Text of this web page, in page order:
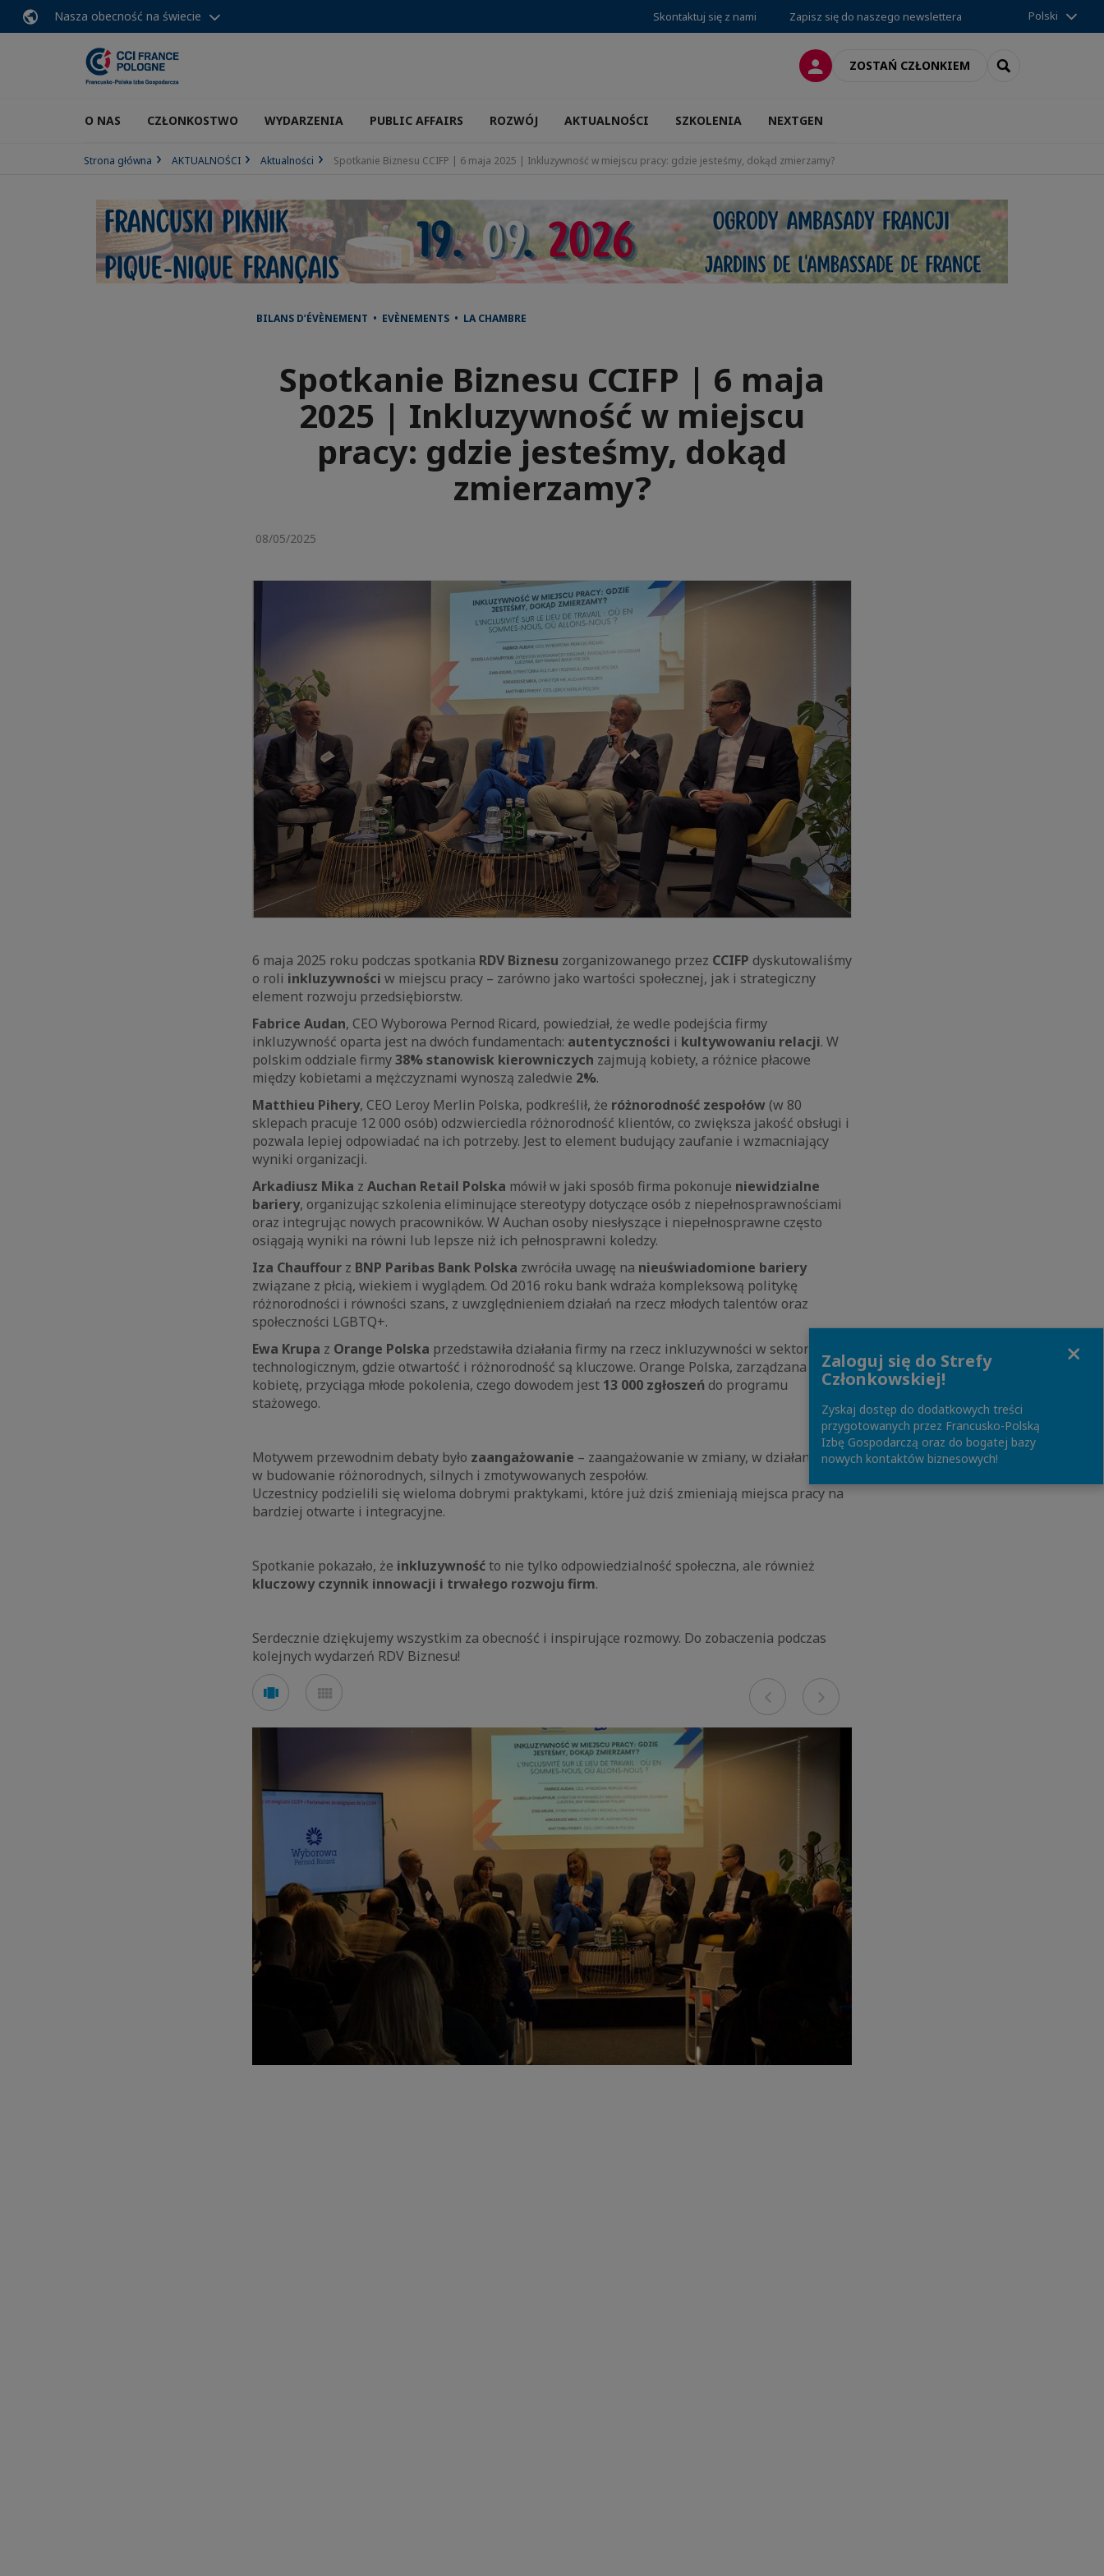
Nasza obecność na świecie Skontaktuj się z nami Zapisz się do naszego newslettera Polski
LOGOWANIEZOSTAŃ CZŁONKIEM SEARCH
O NAS CZŁONKOSTWO WYDARZENIA PUBLIC AFFAIRS ROZWÓJ AKTUALNOŚCI SZKOLENIA NEXTGEN
Strona główna AKTUALNOŚCI Aktualności Spotkanie Biznesu CCIFP | 6 maja 2025 | Inkluzywność w miejscu pracy: gdzie jesteśmy, dokąd zmierzamy?
BILANS D’ÉVÈNEMENT • EVÈNEMENTS • LA CHAMBRE
Spotkanie Biznesu CCIFP | 6 maja
2025 | Inkluzywność w miejscu
pracy: gdzie jesteśmy, dokąd
zmierzamy?
08/05/2025
6 maja 2025 roku podczas spotkania RDV Biznesu zorganizowanego przez CCIFP dyskutowaliśmy
o roli inkluzywności w miejscu pracy – zarówno jako wartości społecznej, jak i strategiczny
element rozwoju przedsiębiorstw.
Fabrice Audan, CEO Wyborowa Pernod Ricard, powiedział, że wedle podejścia firmy
inkluzywność oparta jest na dwóch fundamentach: autentyczności i kultywowaniu relacji. W
polskim oddziale firmy38% stanowisk kierowniczych zajmują kobiety, a różnice płacowe
między kobietami a mężczyznami wynoszą zaledwie 2%.
Matthieu Pihery, CEO Leroy Merlin Polska, podkreślił, że różnorodność zespołów (w 80
sklepach pracuje 12 000 osób) odzwierciedla różnorodność klientów, co zwiększa jakość obsługi i
pozwala lepiej odpowiadać na ich potrzeby. Jest to element budujący zaufanie i wzmacniający
wyniki organizacji.
Arkadiusz Mika z Auchan Retail Polska mówił w jaki sposób firma pokonuje niewidzialne
bariery, organizując szkolenia eliminujące stereotypy dotyczące osób z niepełnosprawnościami
oraz integrując nowych pracowników. W Auchan osoby niesłyszące i niepełnosprawne często
osiągają wyniki na równi lub lepsze niż ich pełnosprawni koledzy.
Iza Chauffour z BNP Paribas Bank Polska zwróciła uwagę na nieuświadomione bariery
związane z płcią, wiekiem i wyglądem. Od 2016 roku bank wdraża kompleksową politykę
różnorodności i równości szans, z uwzględnieniem działań na rzecz młodych talentów oraz
społeczności LGBTQ+.
Ewa Krupa z Orange Polska przedstawiła działania firmy na rzecz inkluzywności w sektorze
technologicznym, gdzie otwartość i różnorodność są kluczowe. Orange Polska, zarządzana przez
kobietę, przyciąga młode pokolenia, czego dowodem jest 13 000 zgłoszeń do programu
stażowego.
Motywem przewodnim debaty było zaangażowanie – zaangażowanie w zmiany, w działania oraz
w budowanie różnorodnych, silnych i zmotywowanych zespołów.
Uczestnicy podzielili się wieloma dobrymi praktykami, które już dziś zmieniają miejsca pracy na
bardziej otwarte i integracyjne.
Spotkanie pokazało, że inkluzywnośćto nie tylko odpowiedzialność społeczna, ale również
kluczowy czynnik innowacji i trwałego rozwoju firm.
Serdecznie dziękujemy wszystkim za obecność i inspirujące rozmowy. Do zobaczenia podczas
kolejnych wydarzeń RDV Biznesu!
See
carouselmosaic
Previous
Zaloguj się do Strefy
Członkowskiej!
Zyskaj dostęp do dodatkowych treści
przygotowanych przez Francusko-Polską
Izbę Gospodarczą oraz do bogatej bazy
nowych kontaktów biznesowych!